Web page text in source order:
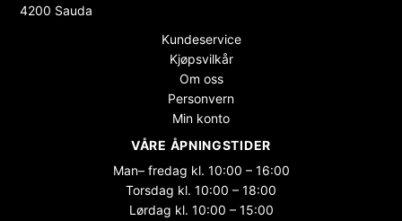
4200 Sauda
Kundeservice
Kjøpsvilkår
Om oss
Personvern
Min konto
VÅRE ÅPNINGSTIDER
Man– fredag kl. 10:00 – 16:00
Torsdag kl. 10:00 – 18:00
Lørdag kl. 10:00 – 15:00